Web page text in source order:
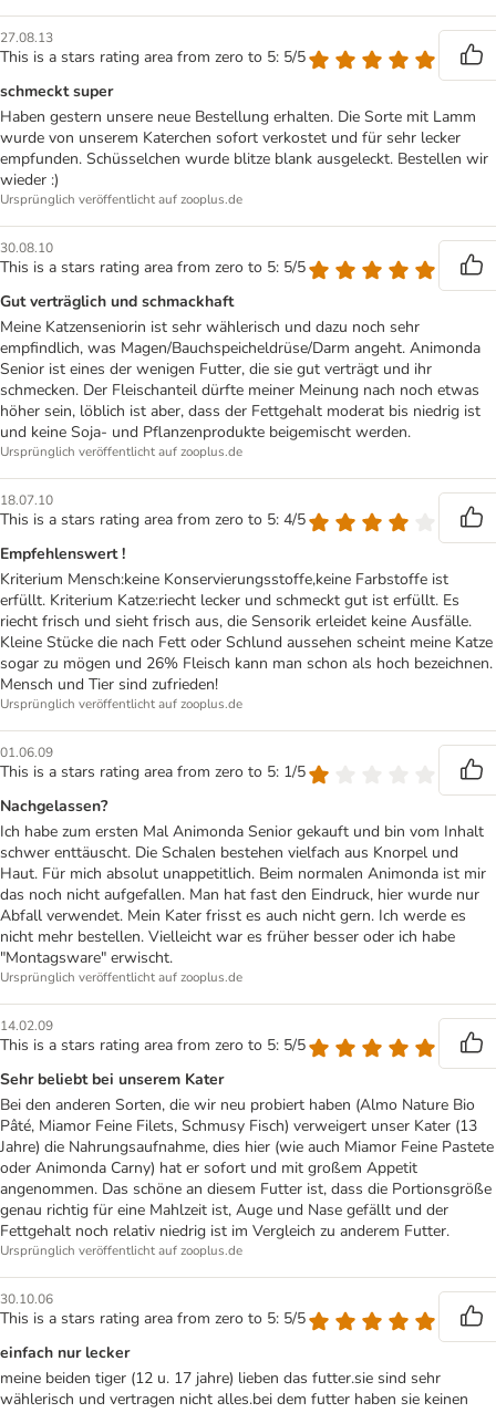
27.08.13
This is a stars rating area from zero to 5: 5/5
schmeckt super
Haben gestern unsere neue Bestellung erhalten. Die Sorte mit Lamm
wurde von unserem Katerchen sofort verkostet und für sehr lecker
empfunden. Schüsselchen wurde blitze blank ausgeleckt. Bestellen wir
wieder :)
Ursprünglich veröffentlicht auf zooplus.de
30.08.10
This is a stars rating area from zero to 5: 5/5
Gut verträglich und schmackhaft
Meine Katzenseniorin ist sehr wählerisch und dazu noch sehr
empfindlich, was Magen/Bauchspeicheldrüse/Darm angeht. Animonda
Senior ist eines der wenigen Futter, die sie gut verträgt und ihr
schmecken. Der Fleischanteil dürfte meiner Meinung nach noch etwas
höher sein, löblich ist aber, dass der Fettgehalt moderat bis niedrig ist
und keine Soja- und Pflanzenprodukte beigemischt werden.
Ursprünglich veröffentlicht auf zooplus.de
18.07.10
This is a stars rating area from zero to 5: 4/5
Empfehlenswert !
Kriterium Mensch:keine Konservierungsstoffe,keine Farbstoffe ist
erfüllt. Kriterium Katze:riecht lecker und schmeckt gut ist erfüllt. Es
riecht frisch und sieht frisch aus, die Sensorik erleidet keine Ausfälle.
Kleine Stücke die nach Fett oder Schlund aussehen scheint meine Katze
sogar zu mögen und 26% Fleisch kann man schon als hoch bezeichnen.
Mensch und Tier sind zufrieden!
Ursprünglich veröffentlicht auf zooplus.de
01.06.09
This is a stars rating area from zero to 5: 1/5
Nachgelassen?
Ich habe zum ersten Mal Animonda Senior gekauft und bin vom Inhalt
schwer enttäuscht. Die Schalen bestehen vielfach aus Knorpel und
Haut. Für mich absolut unappetitlich. Beim normalen Animonda ist mir
das noch nicht aufgefallen. Man hat fast den Eindruck, hier wurde nur
Abfall verwendet. Mein Kater frisst es auch nicht gern. Ich werde es
nicht mehr bestellen. Vielleicht war es früher besser oder ich habe
"Montagsware" erwischt.
Ursprünglich veröffentlicht auf zooplus.de
14.02.09
This is a stars rating area from zero to 5: 5/5
Sehr beliebt bei unserem Kater
Bei den anderen Sorten, die wir neu probiert haben (Almo Nature Bio
Pâté, Miamor Feine Filets, Schmusy Fisch) verweigert unser Kater (13
Jahre) die Nahrungsaufnahme, dies hier (wie auch Miamor Feine Pastete
oder Animonda Carny) hat er sofort und mit großem Appetit
angenommen. Das schöne an diesem Futter ist, dass die Portionsgröße
genau richtig für eine Mahlzeit ist, Auge und Nase gefällt und der
Fettgehalt noch relativ niedrig ist im Vergleich zu anderem Futter.
Ursprünglich veröffentlicht auf zooplus.de
30.10.06
This is a stars rating area from zero to 5: 5/5
einfach nur lecker
meine beiden tiger (12 u. 17 jahre) lieben das futter.sie sind sehr
wählerisch und vertragen nicht alles.bei dem futter haben sie keinen